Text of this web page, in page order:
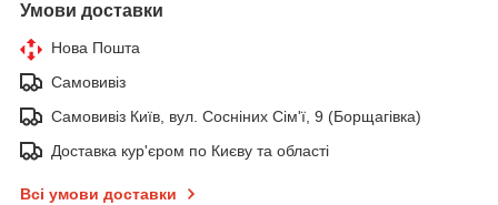
Умови доставки
Нова Пошта
Самовивіз
Самовивіз Київ, вул. Сосніних Сім'ї, 9 (Борщагівка)
Доставка кур'єром по Києву та області
Всі умови доставки